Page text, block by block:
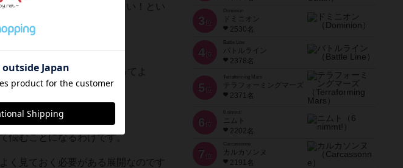
もどうしてもここで使いたい！とい
それはタイルと一緒に取ってよ
があるのです。
悩むことになるわけです。
く見ておく必要がある展開なのです
3 位
ドミニオン
2530名
4位
Battle Line
バトルライン
2378名
5 位
Terraforming Mars
テラフォーミングマーズ
2371名
6 位
ニムト
2202名
7 位
Carcassonne
カルカソンヌ
2191名